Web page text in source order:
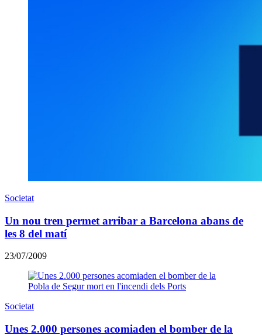
Societat
Un nou tren permet arribar a Barcelona abans de
les 8 del matí
23/07/2009
Societat
Unes 2.000 persones acomiaden el bomber de la